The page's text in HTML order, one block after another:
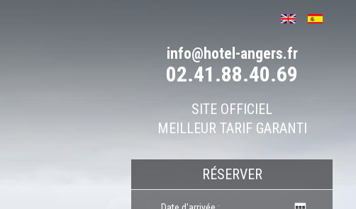
info@hotel-angers.fr
02.41.88.40.69
SITE OFFICIEL
MEILLEUR TARIF GARANTI
RÉSERVER